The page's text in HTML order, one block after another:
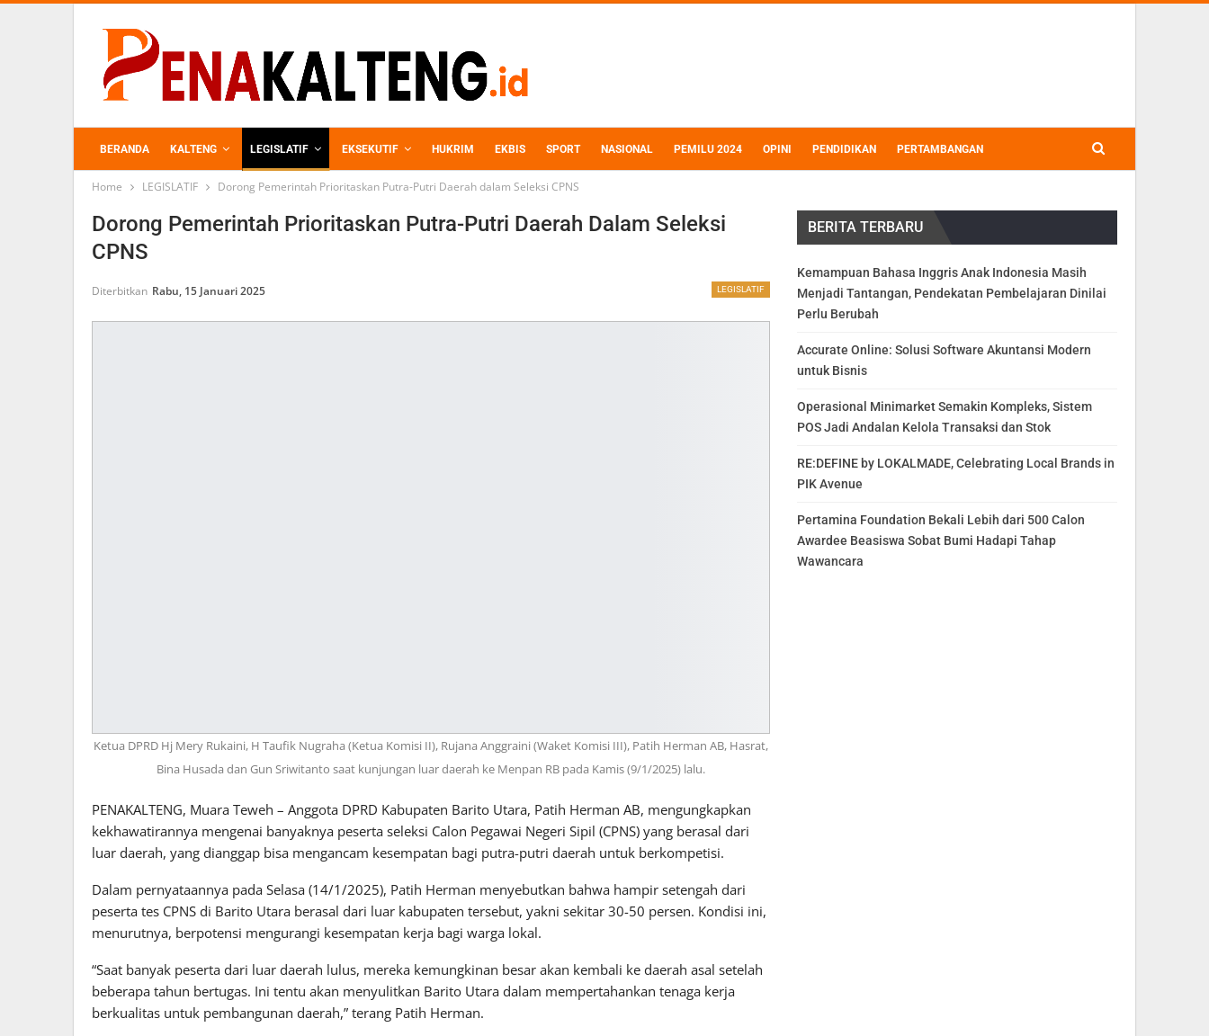
BERANDA KALTENG LEGISLATIF EKSEKUTIF HUKRIM EKBIS SPORT NASIONAL PEMILU 2024 OPINI PENDIDIKAN PERTAMBANGAN
PERKEBUNAN
Home LEGISLATIF Dorong Pemerintah Prioritaskan Putra-Putri Daerah dalam Seleksi CPNS
Dorong Pemerintah Prioritaskan Putra-Putri Daerah Dalam Seleksi
CPNS
LEGISLATIF
Diterbitkan Rabu, 15 Januari 2025
Ketua DPRD Hj Mery Rukaini, H Taufik Nugraha (Ketua Komisi II), Rujana Anggraini (Waket Komisi III), Patih Herman AB, Hasrat,
Bina Husada dan Gun Sriwitanto saat kunjungan luar daerah ke Menpan RB pada Kamis (9/1/2025) lalu.
PENAKALTENG, Muara Teweh – Anggota DPRD Kabupaten Barito Utara, Patih Herman AB, mengungkapkan
kekhawatirannya mengenai banyaknya peserta seleksi Calon Pegawai Negeri Sipil (CPNS) yang berasal dari
luar daerah, yang dianggap bisa mengancam kesempatan bagi putra-putri daerah untuk berkompetisi.
Dalam pernyataannya pada Selasa (14/1/2025), Patih Herman menyebutkan bahwa hampir setengah dari
peserta tes CPNS di Barito Utara berasal dari luar kabupaten tersebut, yakni sekitar 30-50 persen. Kondisi ini,
menurutnya, berpotensi mengurangi kesempatan kerja bagi warga lokal.
“Saat banyak peserta dari luar daerah lulus, mereka kemungkinan besar akan kembali ke daerah asal setelah
beberapa tahun bertugas. Ini tentu akan menyulitkan Barito Utara dalam mempertahankan tenaga kerja
berkualitas untuk pembangunan daerah,” terang Patih Herman.
BERITA TERBARU
Kemampuan Bahasa Inggris Anak Indonesia Masih
Menjadi Tantangan, Pendekatan Pembelajaran Dinilai
Perlu Berubah
Accurate Online: Solusi Software Akuntansi Modern
untuk Bisnis
Operasional Minimarket Semakin Kompleks, Sistem
POS Jadi Andalan Kelola Transaksi dan Stok
RE:DEFINE by LOKALMADE, Celebrating Local Brands in
PIK Avenue
Pertamina Foundation Bekali Lebih dari 500 Calon
Awardee Beasiswa Sobat Bumi Hadapi Tahap
Wawancara